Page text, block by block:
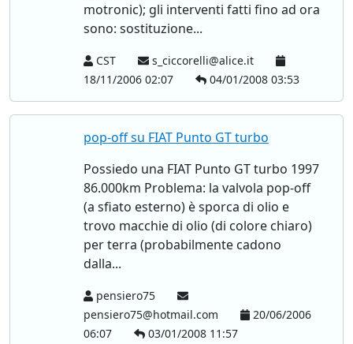
motronic); gli interventi fatti fino ad ora
sono: sostituzione...
CST
s_ciccorelli@alice.it
18/11/2006 02:07
04/01/2008 03:53
pop-off su FIAT Punto GT turbo
Possiedo una FIAT Punto GT turbo 1997
86.000km Problema: la valvola pop-off
(a sfiato esterno) è sporca di olio e
trovo macchie di olio (di colore chiaro)
per terra (probabilmente cadono
dalla...
pensiero75
pensiero75@hotmail.com
20/06/2006
06:07
03/01/2008 11:57